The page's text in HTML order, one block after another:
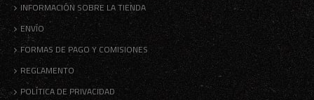
INFORMACIÓN SOBRE LA TIENDA
ENVÍO
FORMAS DE PAGO Y COMISIONES
REGLAMENTO
POLÍTICA DE PRIVACIDAD